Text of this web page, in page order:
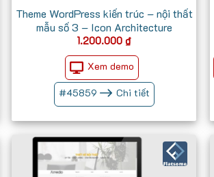
Theme WordPress kiến trúc – nội thất
mẫu số 3 – Icon Architecture
1.200.000 ₫
Xem demo
#45859 Chi tiết